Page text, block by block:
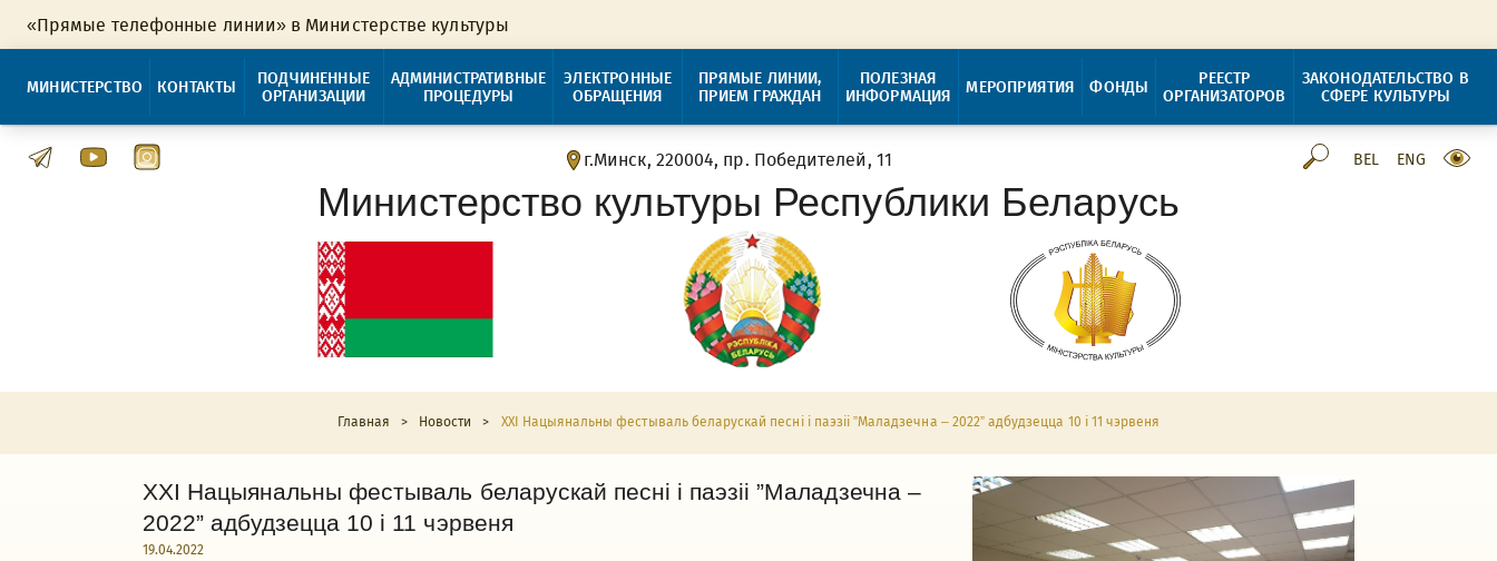
«Прямые телефонные линии» в Министерстве культуры
МИНИСТЕРСТВО КОНТАКТЫ
ПОДЧИНЕННЫЕ
ОРГАНИЗАЦИИ
АДМИНИСТРАТИВНЫЕ
ПРОЦЕДУРЫ
ЭЛЕКТРОННЫЕ
ОБРАЩЕНИЯ
ПРЯМЫЕ ЛИНИИ,
ПРИЕМ ГРАЖДАН
ПОЛЕЗНАЯ
ИНФОРМАЦИЯ
МЕРОПРИЯТИЯ ФОНДЫ
РЕЕСТР
ОРГАНИЗАТОРОВ
ЗАКОНОДАТЕЛЬСТВО В
СФЕРЕ КУЛЬТУРЫ
г.Минск, 220004, пр. Победителей, 11 BEL ENG
Министерство культуры Республики Беларусь
Главная > Новости > XXI Нацыянальны фестываль беларускай песні і паэзіi ”Маладзечна – 2022” адбудзецца 10 і 11 чэрвеня
XXI Нацыянальны фестываль беларускай песні і паэзіi ”Маладзечна –
2022” адбудзецца 10 і 11 чэрвеня
19.04.2022